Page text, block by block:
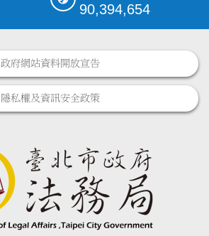
90,394,654
政府網站資料開放宣告
隱私權及資訊安全政策